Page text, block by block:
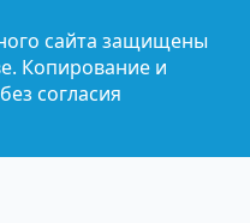
сайта защищены
Копирование и
согласия